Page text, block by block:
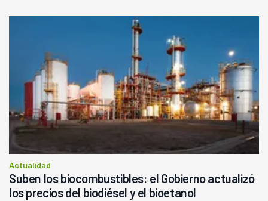
Actualidad
Suben los biocombustibles: el Gobierno actualizó
los precios del biodiésel y el bioetanol